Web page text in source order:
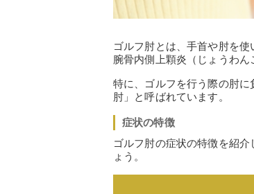
ゴルフ肘とは、手首や肘を
腕骨内側上顆炎（じょうわ
特に、ゴルフを行う際の肘
肘」と呼ばれています。
症状の特徴
ゴルフ肘の症状の特徴を紹
ょう。